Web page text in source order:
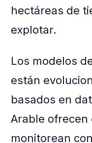
hectáreas de
explotar.
Los modelos
están
basados en
Arable ofrecen
monitorean